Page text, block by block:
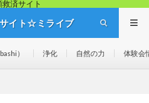
救済サイト
イト☆ミライブ
） 浄化 自然の力 体験会